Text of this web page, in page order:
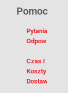
Pomoc
Pytania I
Odpowiedzi
Czas I
Koszty
Dostawy